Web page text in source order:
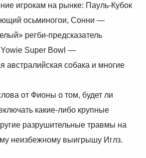
игрокам на рынке: Пауль-Кубок
осьминогои, Сонни —
регби-предсказатель
Yowie Super Bowl —
австралийская собака и многие
от Фионы о том, будет ли
какие-либо крупные
разрушительные травмы на
неизбежному выигрышу Иглз.